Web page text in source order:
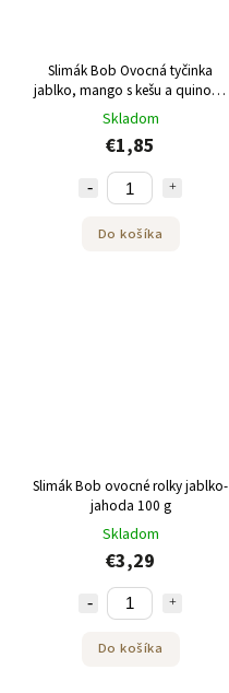
Slimák Bob Ovocná tyčinka
jablko, mango s kešu a quinoou
35 g
Skladom
€1,85
Do košíka
Slimák Bob ovocné rolky jablko-
jahoda 100 g
Skladom
€3,29
Do košíka